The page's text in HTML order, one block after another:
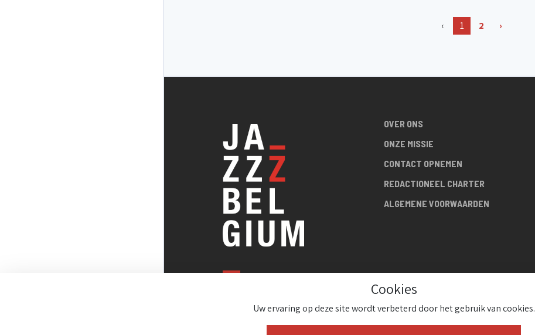
‹ 1 2 ›
BELGISCHE
OVER ONS
ONZE MISSIE
CONTACT OPNEMEN
REDACTIONEEL CHARTER
ALGEMENE VOORWAARDEN
Cookies
Uw ervaring op deze site wordt verbeterd door het gebruik van cookies.